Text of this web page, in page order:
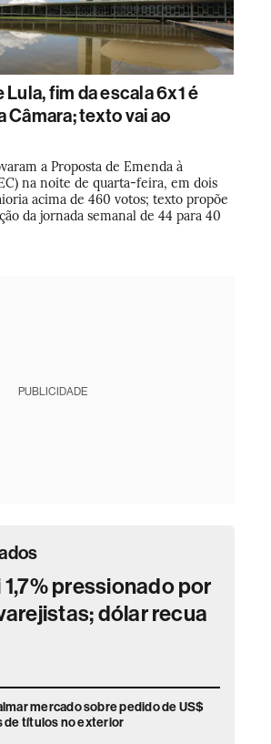
Lula, fim da escala 6x1 é
Câmara; texto vai ao
a Proposta de Emenda à
na noite de quarta-feira, em dois
acima de 460 votos; texto propõe
da jornada semanal de 44 para 40
PUBLICIDADE
pressionado por
dólar recua
mercado sobre pedido de US$
de títulos no exterior